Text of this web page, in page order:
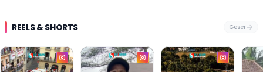
REELS & SHORTS Geser